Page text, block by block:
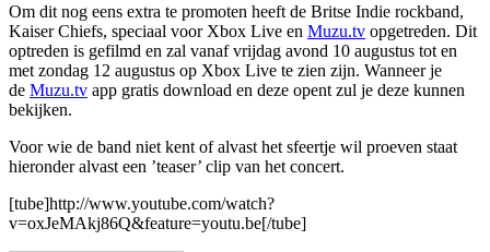
Om dit nog eens extra te promoten heeft de Britse Indie rockband,
Kaiser Chiefs, speciaal voor Xbox Live en Muzu.tv opgetreden. Dit
optreden is gefilmd en zal vanaf vrijdag avond 10 augustus tot en
met zondag 12 augustus op Xbox Live te zien zijn. Wanneer je
de Muzu.tv app gratis download en deze opent zul je deze kunnen
bekijken.
Voor wie de band niet kent of alvast het sfeertje wil proeven staat
hieronder alvast een ’teaser’ clip van het concert.
[tube]http://www.youtube.com/watch?
v=oxJeMAkj86Q&feature=youtu.be[/tube]